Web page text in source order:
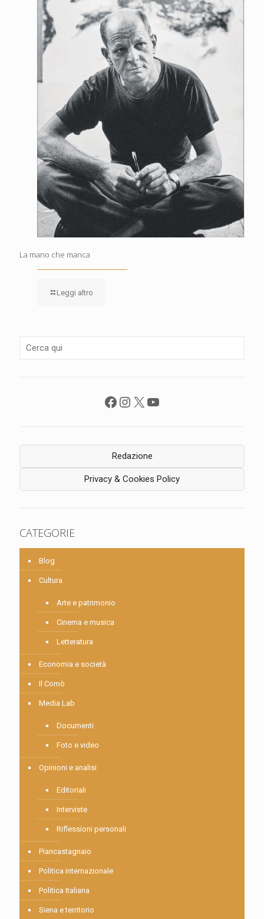
La mano che manca
Leggi altro
Facebook
Instagram
X YouTube
Redazione
Privacy & Cookies Policy
CATEGORIE
Blog
Cultura
Arte e patrimonio
Cinema e musica
Letteratura
Economia e società
Il Comò
Media Lab
Documenti
Foto e video
Opinioni e analisi
Editoriali
Interviste
Riflessioni personali
Piancastagnaio
Politica internazionale
Politica Italiana
Siena e territorio